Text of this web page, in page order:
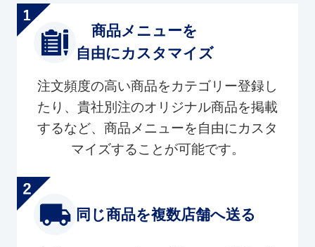
商品メニューを
自由にカスタマイズ
注文頻度の高い商品をカテゴリー登録し
たり、貴社別注のオリジナル商品を掲載
するなど、商品メニューを自由にカスタ
マイズすることが可能です。
同じ商品を複数店舗へ送る